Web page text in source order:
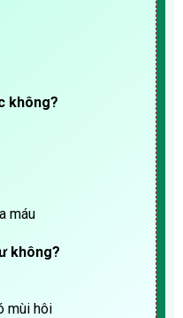
không?
máu
không?
mùi hôi